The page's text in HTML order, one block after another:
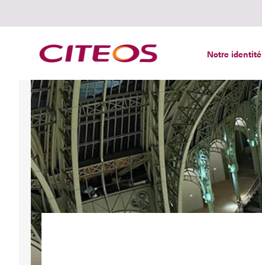
Notre identité
Rechercher :